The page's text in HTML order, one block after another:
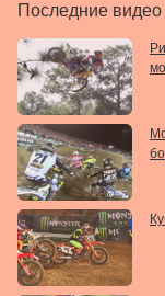
Последние видео